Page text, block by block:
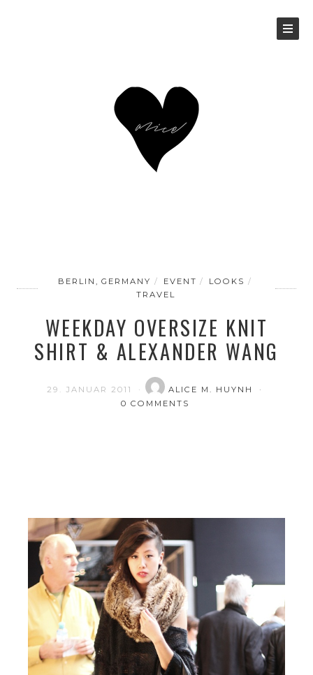
BERLIN, GERMANY EVENT
LOOKS
TRAVEL
WEEKDAY OVERSIZE KNIT
SHIRT & ALEXANDER WANG
29. JANUAR 2011
ALICE M. HUYNH
0 COMMENTS